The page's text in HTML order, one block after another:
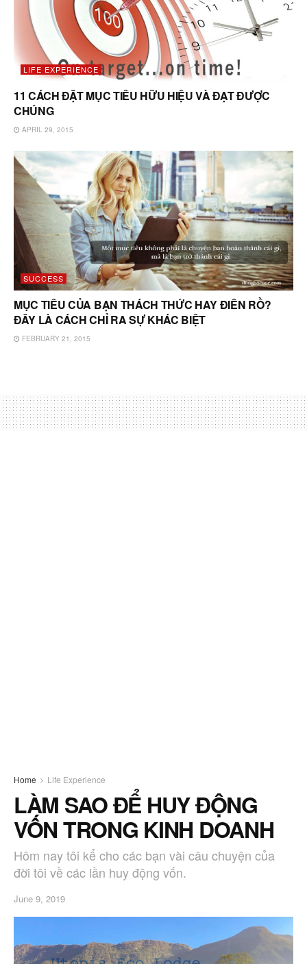
LIFE EXPERIENCE
11 CÁCH ĐẶT MỤC TIÊU HỮU HIỆU VÀ ĐẠT ĐƯỢC
CHÚNG
APRIL 29, 2015
SUCCESS
MỤC TIÊU CỦA BẠN THÁCH THỨC HAY ĐIÊN RỒ?
ĐÂY LÀ CÁCH CHỈ RA SỰ KHÁC BIỆT
FEBRUARY 21, 2015
Home Life Experience
LÀM SAO ĐỂ HUY ĐỘNG
VỐN TRONG KINH DOANH
Hôm nay tôi kể cho các bạn vài câu chuyện của
đời tôi về các lần huy động vốn.
June 9, 2019